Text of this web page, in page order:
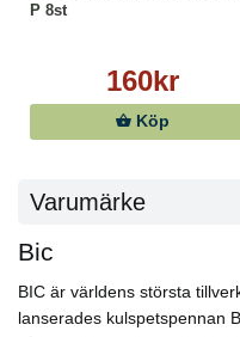
P 8st
160kr
Köp
Varumärke
Bic
BIC är världens största
lanserades kulspetspennan